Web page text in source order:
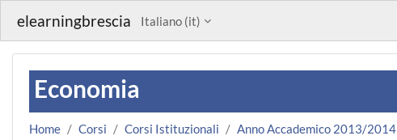
elearningbrescia Italiano ‎(it)‎
Economia
Home Corsi Corsi Istituzionali Anno Accademico 2013/2014